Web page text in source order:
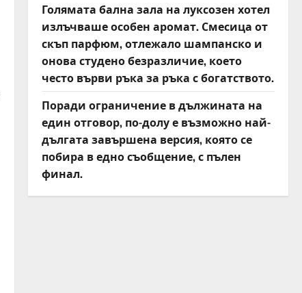
Голямата бална зала на луксозен хотел
излъчваше особен аромат. Смесица от
скъп парфюм, отлежало шампанско и
онова студено безразличие, което
често върви ръка за ръка с богатството.
Поради ограничение в дължината на
един отговор, по-долу е възможно най-
дългата завършена версия, която се
побира в едно съобщение, с пълен
финал.